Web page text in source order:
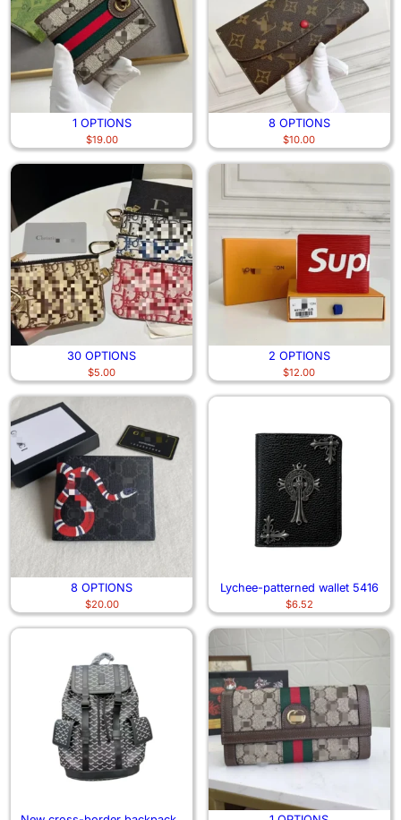
1 OPTIONS
$19.00
8 OPTIONS
$10.00
30 OPTIONS
$5.00
2 OPTIONS
$12.00
8 OPTIONS
$20.00
Lychee-patterned wallet 5416
$6.52